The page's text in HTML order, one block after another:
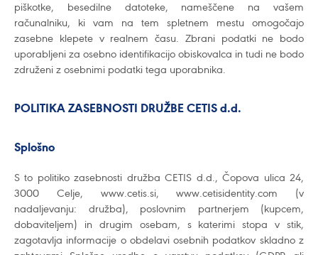
piškotke, besedilne datoteke, nameščene na vašem
računalniku, ki vam na tem spletnem mestu omogočajo
zasebne klepete v realnem času. Zbrani podatki ne bodo
uporabljeni za osebno identifikacijo obiskovalca in tudi ne bodo
združeni z osebnimi podatki tega uporabnika.
POLITIKA ZASEBNOSTI DRUŽBE CETIS d.d.
Splošno
S to politiko zasebnosti družba CETIS d.d., Čopova ulica 24,
3000 Celje, www.cetis.si, www.cetisidentity.com (v
nadaljevanju: družba), poslovnim partnerjem (kupcem,
dobaviteljem) in drugim osebam, s katerimi stopa v stik,
zagotavlja informacije o obdelavi osebnih podatkov skladno z